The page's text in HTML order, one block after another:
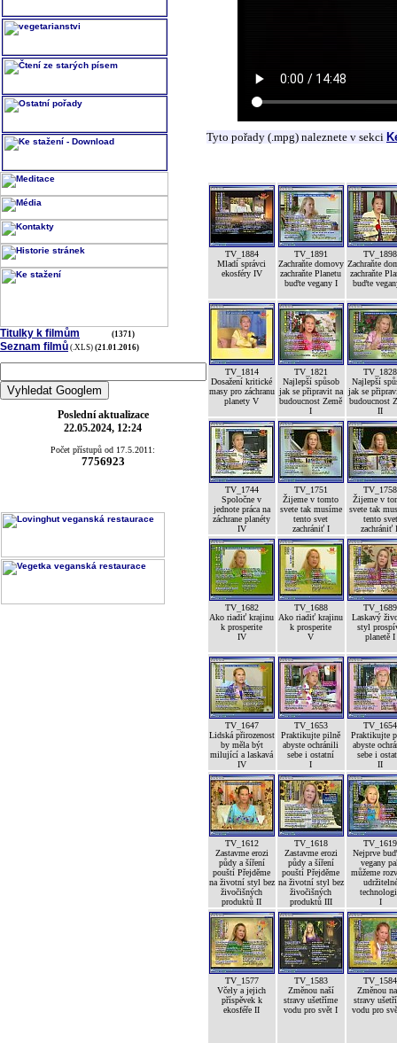
Titulky k filmům (1371)
Seznam filmů (.XLS) (21.01.2016)
Poslední aktualizace
22.05.2024, 12:24
Počet přístupů od 17.5.2011:
7756923
Tyto pořady (.mpg) naleznete v sekci
TV_1884
Mladí správci
ekosféry IV
TV_1891
Zachraňte domovy
zachraňte Planetu
buďte vegany I
TV_1898
Zachraňte
zachraňte
buďte
TV_1814
Dosažení kritické
masy pro záchranu
planety V
TV_1821
Najlepší spůsob
jak se připravit na
budoucnost Země
I
TV_1828
Najlepší
jak se
budoucnost
II
TV_1744
Spoločne v
jednote práca na
záchrane planéty
IV
TV_1751
Žijeme v tomto
svete tak musíme
tento svet
zachrániť I
TV_1758
Žijeme v
svete tak
tento svet
zachrániť
TV_1682
Ako riadiť krajinu
k prosperite
IV
TV_1688
Ako riadiť krajinu
k prosperite
V
TV_1689
Laskavý
styl
planetě I
TV_1647
Lidská přirozenost
by měla být
milující a laskavá
IV
TV_1653
Praktikujte pilně
abyste ochránili
sebe i ostatní
I
TV_1654
Praktikujte
abyste
sebe i
II
TV_1612
Zastavme erozi
půdy a šíření
pouští Přejděme
na životní styl bez
živočišných
produktů II
TV_1618
Zastavme erozi
půdy a šíření
pouští Přejděme
na životní styl bez
živočišných
produktů III
TV_1619
Nejprve
vegany
můžeme
udržitelné
I
TV_1577
Včely a jejich
příspěvek k
ekosféře II
TV_1583
Změnou naší
stravy ušetříme
vodu pro svět I
TV_1584
Změnou
stravy
vodu pro